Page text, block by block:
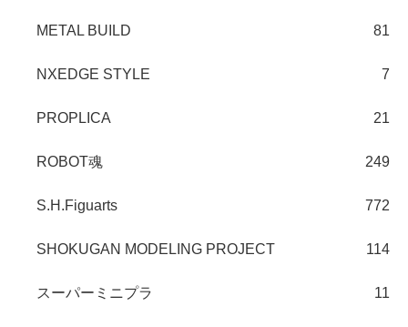
METAL BUILD 81
NXEDGE STYLE 7
PROPLICA 21
ROBOT魂 249
S.H.Figuarts 772
SHOKUGAN MODELING PROJECT 114
スーパーミニプラ 11